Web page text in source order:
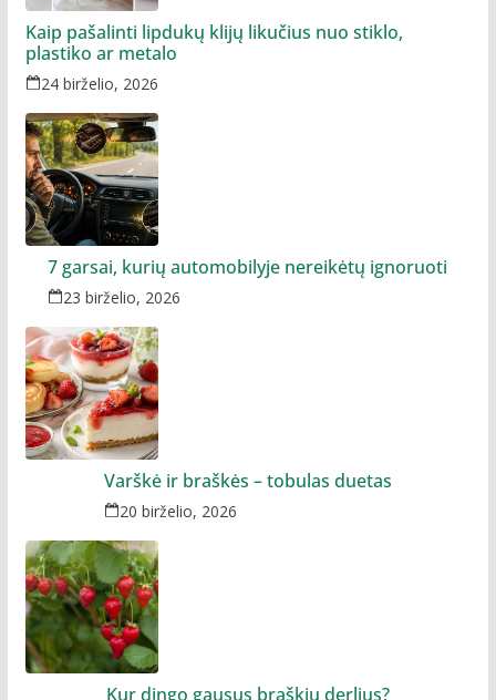
Kaip pašalinti lipdukų klijų likučius nuo stiklo,
plastiko ar metalo
24 birželio, 2026
7 garsai, kurių automobilyje nereikėtų ignoruoti
23 birželio, 2026
Varškė ir braškės – tobulas duetas
20 birželio, 2026
Kur dingo gausus braškių derlius?